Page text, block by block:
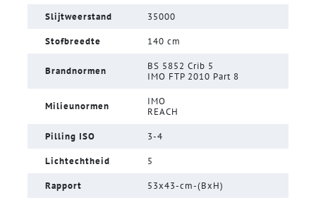
Slijtweerstand 35000
Stofbreedte 140 cm
Brandnormen
BS 5852 Crib 5
IMO FTP 2010 Part 8
Milieunormen
IMO
REACH
Pilling ISO 3-4
Lichtechtheid 5
Rapport 53x43-cm-(BxH)